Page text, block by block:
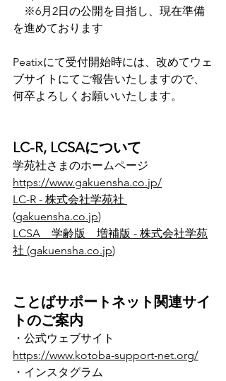
※6月2日の公開を目指し、現在準備
を進めております
Peatixにて受付開始時には、改めてウェ
ブサイトにてご報告いたしますので、
何卒よろしくお願いいたします。
LC-R, LCSAについて
学苑社さまのホームページ
https://www.gakuensha.co.jp/
LC-R - 株式会社学苑社
(gakuensha.co.jp)
LCSA　学齢版　増補版 - 株式会社学苑
社 (gakuensha.co.jp)
ことばサポートネット関連サイ
トのご案内
・公式ウェブサイト
https://www.kotoba-support-net.org/
・インスタグラム